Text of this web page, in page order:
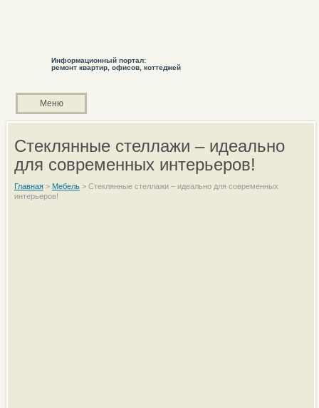
Информационный портал:
ремонт квартир, офисов, коттеджей
Меню
Стеклянные стеллажи – идеально
для современных интерьеров!
Главная> Мебель> Стеклянные стеллажи – идеально для современных
интерьеров!